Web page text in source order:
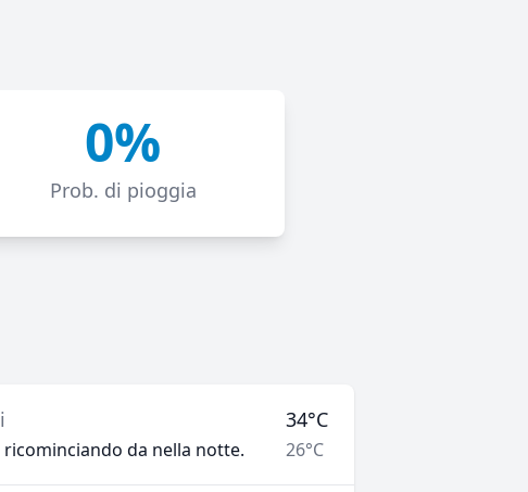
Prob. di pioggia
0%
da nella notte.
34°C
26°C